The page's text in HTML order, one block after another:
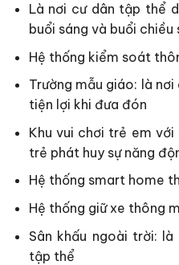
Là nơi cư dân tập thể
buổi sáng và buổi chiều
Hệ thống kiểm soát
Trường mẫu giáo: là
tiện lợi khi đưa đón
Khu vui chơi trẻ em
trẻ phát huy sự năng
Hệ thống smart home
Hệ thống giữ xe thông
Sân khấu ngoài trời:
tập thể